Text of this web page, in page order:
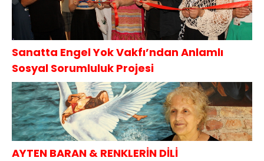
Sanatta Engel Yok Vakfı’ndan Anlamlı
Sosyal Sorumluluk Projesi
AYTEN BARAN & RENKLERİN DİLİ